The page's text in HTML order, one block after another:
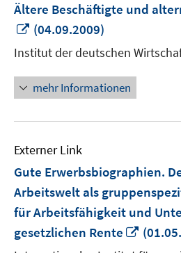
Ältere Beschäftigte und
In
neuem
Fenster
öffnen
(04.09.2009)
Institut der deutschen
mehr Informationen
Externer Link
Gute Erwerbsbiographien.
Arbeitswelt als
für Arbeitsfähigkeit und
gesetzlichen Rente
In
neuem